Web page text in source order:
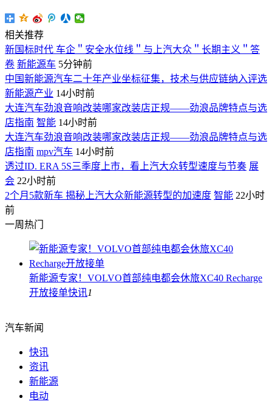
相关推荐
新国标时代 车企＂安全水位线＂与上汽大众＂长期主义＂答
卷 新能源车 5分钟前
中国新能源汽车二十年产业坐标征集，技术与供应链纳入评选
新能源产业 14小时前
大连汽车劲浪音响改装哪家改装店正规——劲浪品牌特点与选
店指南 智能 14小时前
大连汽车劲浪音响改装哪家改装店正规——劲浪品牌特点与选
店指南 mpv汽车 14小时前
透过ID. ERA 5S三季度上市，看上汽大众转型速度与节奏 展
会 22小时前
2个月5款新车 揭秘上汽大众新能源转型的加速度 智能 22小时
前
一周热门
新能源专家！VOLVO首部纯电都会休旅XC40 Recharge
开放接单快讯1
汽车新闻
快讯
资讯
新能源
电动